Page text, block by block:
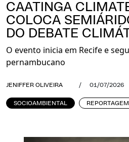
CAATINGA
COLOCA
DO DEBATE
O evento inicia em Recife e
pernambucano
JENIFFER OLIVEIRA / 01/07/2026
SOCIOAMBIENTAL REPORTAGEM